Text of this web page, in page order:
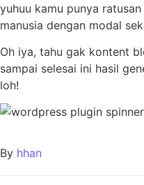
yuhuu kamu punya
manusia dengan modal
Oh iya, tahu gak kontent
sampai selesai ini hasil
loh!
By hhan